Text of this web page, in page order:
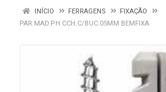
INÍCIO FERRAGENS
FIXAÇÃO
PAR.MAD.PH.CCH.C/BUC.05MM BEMFIXA